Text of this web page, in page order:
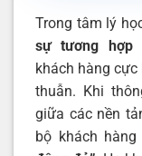
Trong tâm lý
sự tương hợp
khách hàng
thuẫn. Khi
giữa các nền
bộ khách